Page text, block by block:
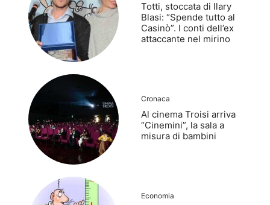
Totti, stoccata di Ilary
Blasi: “Spende tutto al
Casinò”. I conti dell’ex
attaccante nel mirino
Cronaca
Al cinema Troisi arriva
“Cinemini”, la sala a
misura di bambini
Economia